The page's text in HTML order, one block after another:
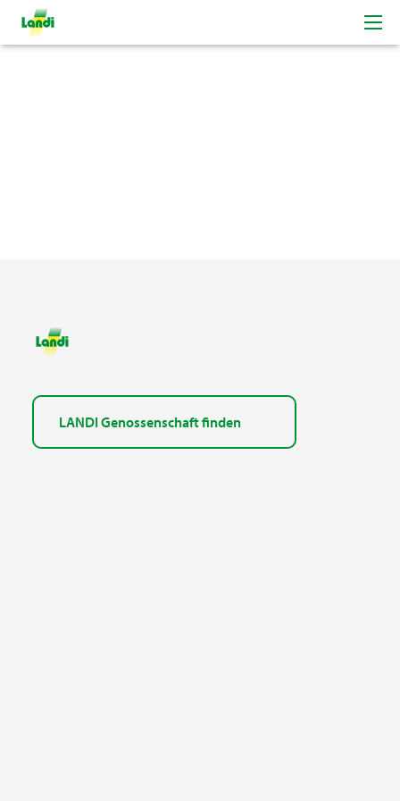
LANDI Genossenschaft finden